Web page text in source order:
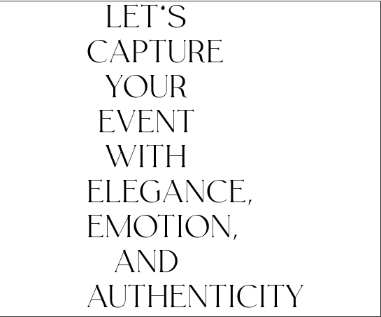
LET’S
CAPTURE
YOUR
EVENT
WITH
ELEGANCE,
EMOTION,
AND
AUTHENTICITY